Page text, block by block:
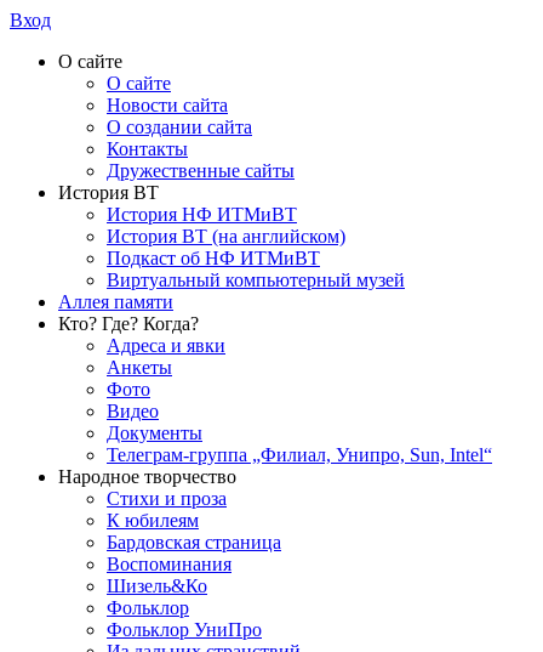
Вход
О сайте
О сайте
Новости сайта
О создании сайта
Контакты
Дружественные сайты
История ВТ
История НФ ИТМиВТ
История ВТ (на английском)
Подкаст об НФ ИТМиВТ
Виртуальный компьютерный музей
Аллея памяти
Кто? Где? Когда?
Адреса и явки
Анкеты
Фото
Видео
Документы
Телеграм-группа „Филиал, Унипро, Sun, Intel“
Народное творчество
Стихи и проза
К юбилеям
Бардовская страница
Воспоминания
Шизель&Ко
Фольклор
Фольклор УниПро